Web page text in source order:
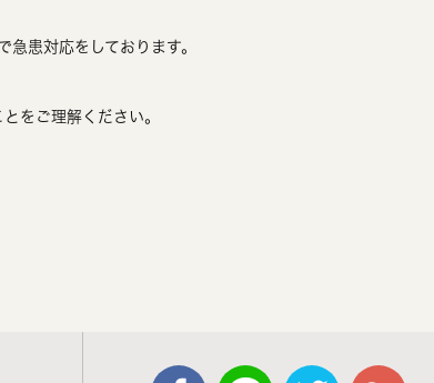
患対応をしております。
をご理解ください。